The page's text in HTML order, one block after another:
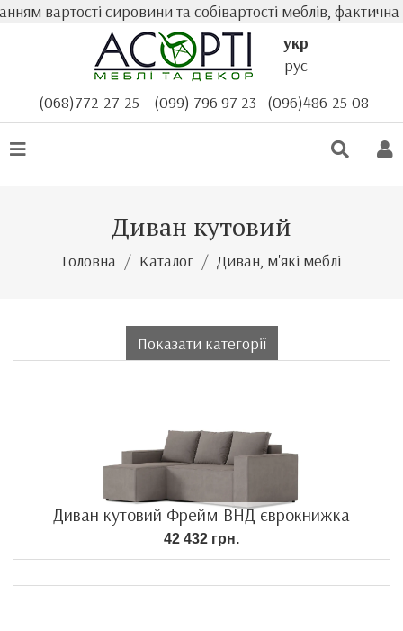
сировини та собівартості меблів, фактична
укр
рус
(068)772-27-25
(099) 796 97 23 (096)486-25-08
Диван кутовий
Головна Каталог Диван, м'які меблі
Показати категорії
Диван кутовий Фрейм ВНД єврокнижка
42 432 грн.